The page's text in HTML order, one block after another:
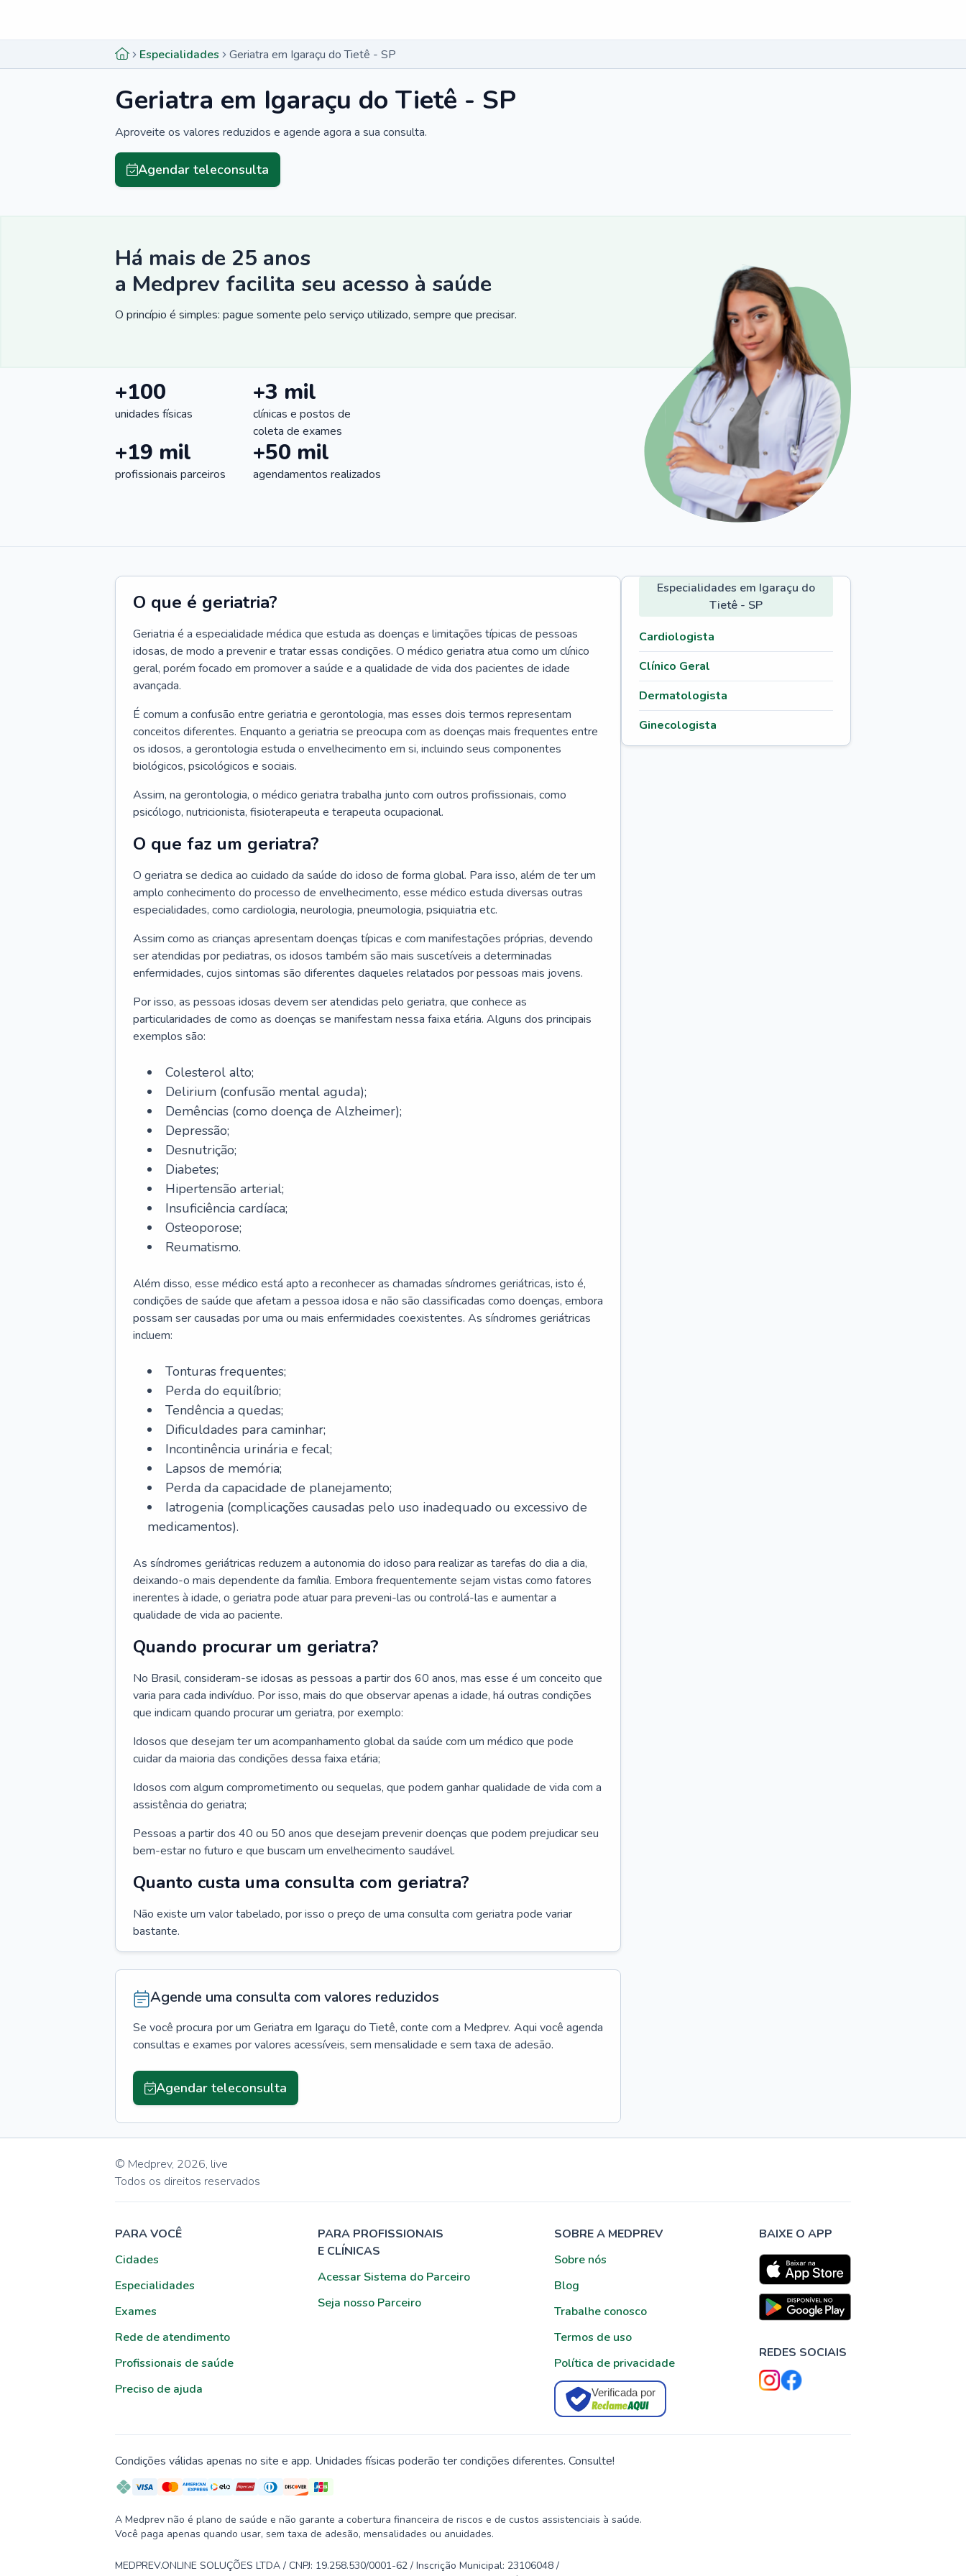
Especialidades Geriatra em Igaraçu do Tietê - SP
Geriatra em Igaraçu do Tietê - SP
Aproveite os valores reduzidos e agende agora a sua consulta.
Agendar teleconsulta
Há mais de 25 anos
a Medprev facilita seu acesso à saúde
O princípio é simples: pague somente pelo serviço utilizado, sempre que precisar.
+100
unidades físicas
+3 mil
clínicas e postos de
coleta de exames
+19 mil
profissionais parceiros
+50 mil
agendamentos realizados
O que é geriatria?
Geriatria é a especialidade médica que estuda as doenças e limitações típicas de pessoas
idosas, de modo a prevenir e tratar essas condições. O médico geriatra atua como um clínico
geral, porém focado em promover a saúde e a qualidade de vida dos pacientes de idade
avançada.
É comum a confusão entre geriatria e gerontologia, mas esses dois termos representam
conceitos diferentes. Enquanto a geriatria se preocupa com as doenças mais frequentes entre
os idosos, a gerontologia estuda o envelhecimento em si, incluindo seus componentes
biológicos, psicológicos e sociais.
Assim, na gerontologia, o médico geriatra trabalha junto com outros profissionais, como
psicólogo, nutricionista, fisioterapeuta e terapeuta ocupacional.
O que faz um geriatra?
O geriatra se dedica ao cuidado da saúde do idoso de forma global. Para isso, além de ter um
amplo conhecimento do processo de envelhecimento, esse médico estuda diversas outras
especialidades, como cardiologia, neurologia, pneumologia, psiquiatria etc.
Assim como as crianças apresentam doenças típicas e com manifestações próprias, devendo
ser atendidas por pediatras, os idosos também são mais suscetíveis a determinadas
enfermidades, cujos sintomas são diferentes daqueles relatados por pessoas mais jovens.
Por isso, as pessoas idosas devem ser atendidas pelo geriatra, que conhece as
particularidades de como as doenças se manifestam nessa faixa etária. Alguns dos principais
exemplos são:
Colesterol alto;
Delirium (confusão mental aguda);
Demências (como doença de Alzheimer);
Depressão;
Desnutrição;
Diabetes;
Hipertensão arterial;
Insuficiência cardíaca;
Osteoporose;
Reumatismo.
Além disso, esse médico está apto a reconhecer as chamadas síndromes geriátricas, isto é,
condições de saúde que afetam a pessoa idosa e não são classificadas como doenças, embora
possam ser causadas por uma ou mais enfermidades coexistentes. As síndromes geriátricas
incluem:
Tonturas frequentes;
Perda do equilíbrio;
Tendência a quedas;
Dificuldades para caminhar;
Incontinência urinária e fecal;
Lapsos de memória;
Perda da capacidade de planejamento;
Iatrogenia (complicações causadas pelo uso inadequado ou excessivo de
medicamentos).
As síndromes geriátricas reduzem a autonomia do idoso para realizar as tarefas do dia a dia,
deixando-o mais dependente da família. Embora frequentemente sejam vistas como fatores
inerentes à idade, o geriatra pode atuar para preveni-las ou controlá-las e aumentar a
qualidade de vida ao paciente.
Quando procurar um geriatra?
No Brasil, consideram-se idosas as pessoas a partir dos 60 anos, mas esse é um conceito que
varia para cada indivíduo. Por isso, mais do que observar apenas a idade, há outras condições
que indicam quando procurar um geriatra, por exemplo:
Idosos que desejam ter um acompanhamento global da saúde com um médico que pode
cuidar da maioria das condições dessa faixa etária;
Idosos com algum comprometimento ou sequelas, que podem ganhar qualidade de vida com a
assistência do geriatra;
Pessoas a partir dos 40 ou 50 anos que desejam prevenir doenças que podem prejudicar seu
bem-estar no futuro e que buscam um envelhecimento saudável.
Quanto custa uma consulta com geriatra?
Não existe um valor tabelado, por isso o preço de uma consulta com geriatra pode variar
bastante.
Agende uma consulta com valores reduzidos
Se você procura por um Geriatra em Igaraçu do Tietê, conte com a Medprev. Aqui você agenda
consultas e exames por valores acessíveis, sem mensalidade e sem taxa de adesão.
Agendar teleconsulta
Especialidades em Igaraçu do
Tietê - SP
Cardiologista
Clínico Geral
Dermatologista
Ginecologista
© Medprev, 2026, live
Todos os direitos reservados
PARA VOCÊ
Cidades
Especialidades
Exames
Rede de atendimento
Profissionais de saúde
Preciso de ajuda
PARA PROFISSIONAIS
E CLÍNICAS
Acessar Sistema do Parceiro
Seja nosso Parceiro
SOBRE A MEDPREV
Sobre nós
Blog
Trabalhe conosco
Termos de uso
Política de privacidade
Verificada por
BAIXE O APP
REDES SOCIAIS
Condições válidas apenas no site e app. Unidades físicas poderão ter condições diferentes. Consulte!
A Medprev não é plano de saúde e não garante a cobertura financeira de riscos e de custos assistenciais à saúde.
Você paga apenas quando usar, sem taxa de adesão, mensalidades ou anuidades.
MEDPREV.ONLINE SOLUÇÕES LTDA / CNPJ: 19.258.530/0001-62 / Inscrição Municipal: 23106048 /